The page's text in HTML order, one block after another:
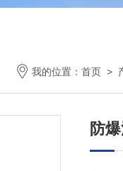
我的位置： 首页 >
防